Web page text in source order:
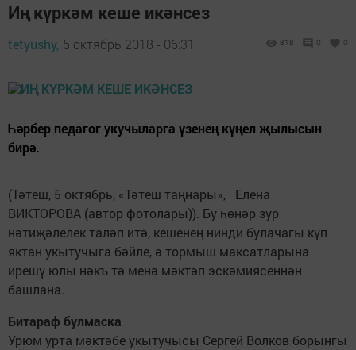
Иң күркәм кеше икәнсез
tetyushy, 5 октябрь 2018 - 06:31 818 0 0
Һәрбер педагог укучыларга үзенең күңел җылысын
бирә.
(Тәтеш, 5 октябрь, «Тәтеш таңнары», Елена
ВИКТОРОВА (автор фотолары)). Бу һөнәр зур
нәтиҗәлелек таләп итә, кешенең нинди булачагы күп
яктан укытучыга бәйле, ә тормыш максатларына
ирешү юлы нәкъ тә менә мәктәп эскәмиясеннән
башлана.
Битараф булмаска
Урюм урта мәктәбе укытучысы Сергей Волков борынгы